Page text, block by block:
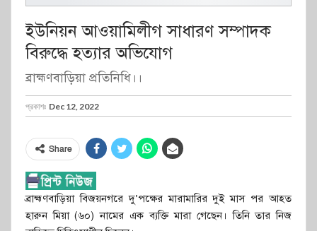
ইউনিয়ন আওয়ামিলীগ সাধারণ সম্পাদক
বিরুদ্ধে হত্যার অভিযোগ
ব্রাহ্মণবাড়িয়া প্রতিনিধি।।
প্রকাশঃ Dec 12, 2022
Share
ব্রাহ্মণবাড়িয়া বিজয়নগরে দু’পক্ষের মারামারির দুই মাস পর আহত
হারুন মিয়া (৬০) নামের এক ব্যক্তি মারা গেছেন। তিনি তার নিজ